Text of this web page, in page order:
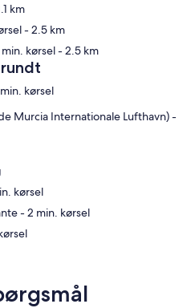
km
- 2.5 km
kørsel- 2.5 km
kørsel
Murcia Internationale Lufthavn) -
y Jesús - ‬4 min. kørsel
‪Concierto Sentido Restaurante - ‬2 min. kørsel
‬4 min. kørsel